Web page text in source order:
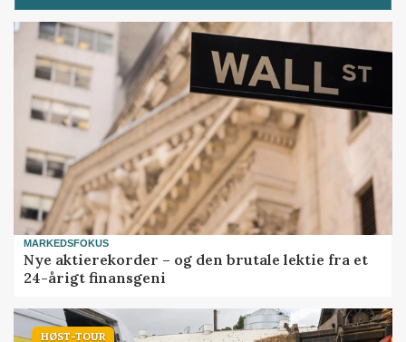
MARKEDSFOKUS
Nye aktierekorder – og den brutale lektie fra et
24-årigt finansgeni
HØST-TOUR